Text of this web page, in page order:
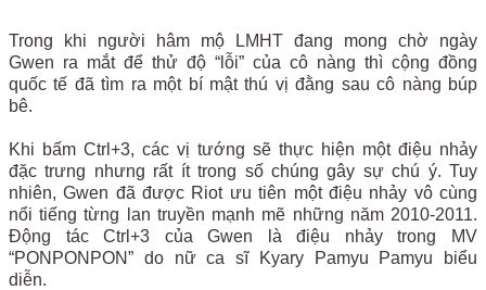
Trong khi người hâm mộ LMHT đang mong chờ ngày
Gwen ra mắt để thử độ “lỗi” của cô nàng thì cộng đồng
quốc tế đã tìm ra một bí mật thú vị đằng sau cô nàng búp
bê.
Khi bấm Ctrl+3, các vị tướng sẽ thực hiện một điệu nhảy
đặc trưng nhưng rất ít trong số chúng gây sự chú ý. Tuy
nhiên, Gwen đã được Riot ưu tiên một điệu nhảy vô cùng
nổi tiếng từng lan truyền mạnh mẽ những năm 2010-2011.
Động tác Ctrl+3 của Gwen là điệu nhảy trong MV
“PONPONPON” do nữ ca sĩ Kyary Pamyu Pamyu biểu
diễn.